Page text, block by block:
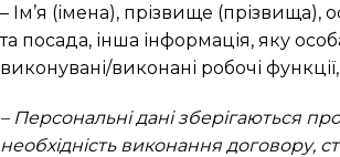
– Ім’я (імена), прізвище
та посада, інша інформація, яку
виконувані/виконані робочі функції,
– Персональні дані зберігаються
необхідність виконання договору,